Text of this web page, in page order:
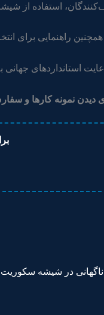
استفاده از
همچنین راهنمایی
استانداردهای
دیدن نمونه کارها و
در شیشه سکوریت